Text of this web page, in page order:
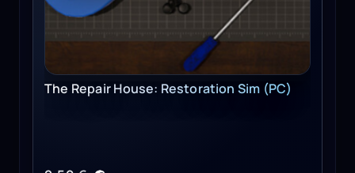
The Repair House: Restoration Sim (PC)